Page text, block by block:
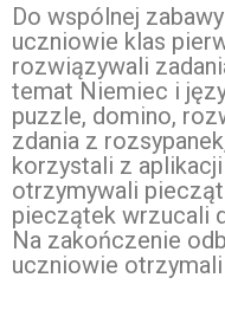
Do wspólnej
uczniowie klas
rozwiązywali
temat Niemiec i
puzzle, domino,
zdania z
korzystali z
otrzymywali
pieczątek wrzucali
Na zakończenie
uczniowie otrzymali